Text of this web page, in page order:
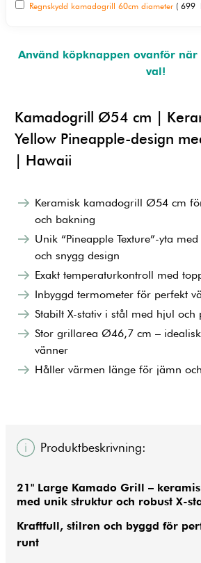
Regnskydd kamadogrill 60cm diameter ( 699
Använd köpknappen ovanför
val!
Kamadogrill Ø54 cm |
Yellow Pineapple-design
| Hawaii
Keramisk kamadogrill Ø54 cm
och bakning
Unik “Pineapple Texture”-yta
och snygg design
Exakt temperaturkontroll med
Inbyggd termometer för perfekt
Stabilt X-stativ i stål med hjul och
Stor grillarea Ø46,7 cm –
vänner
Håller värmen länge för jämn
Produktbeskrivning:
21" Large Kamado Grill –
med unik struktur och robust X-
Kraftfull, stilren och byggd för
runt